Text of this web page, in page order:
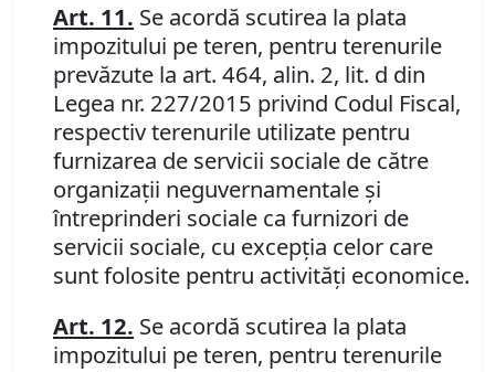
Art. 11. Se acordă scutirea la plata
impozitului pe teren, pentru terenurile
prevăzute la art. 464, alin. 2, lit. d din
Legea nr. 227/2015 privind Codul Fiscal,
respectiv terenurile utilizate pentru
furnizarea de servicii sociale de către
organizaţii neguvernamentale şi
întreprinderi sociale ca furnizori de
servicii sociale, cu excepţia celor care
sunt folosite pentru activităţi economice.
Art. 12. Se acordă scutirea la plata
impozitului pe teren, pentru terenurile